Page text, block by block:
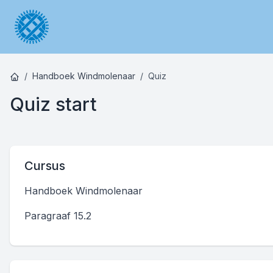
Handboek Windmolenaar Quiz
Quiz start
Cursus
Handboek Windmolenaar
Paragraaf 15.2